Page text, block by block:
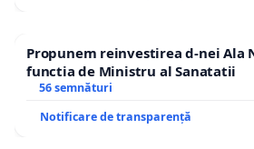
Propunem reinvestirea d-nei Ala
functia de Ministru al Sanatatii
56 semnături
Notificare de transparență